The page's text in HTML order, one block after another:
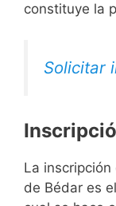
constituye la
Solicitar
La
de Bédar es